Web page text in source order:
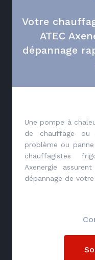
Votre
ATEC
dépannage
Une pompe à
de chauffage
problème ou
chauffagistes
Axenergie
dépannage de votre